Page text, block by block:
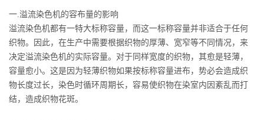
一.溢流染色机的容布量的影响
溢流染色机都有一特大标称容量，而这一标称容量并非适合于任何
织物。因此，在生产中需要根据织物的厚薄、宽窄等不同情况，来
决定溢流染色机的实际容量。对于同样宽度的织物，其愈是轻薄，
容量愈小。这是因为轻薄织物如果按标称容量进布，势必会造成织
物长度过长，染色时循环周期长，容易使织物在染室内因紊乱而打
结，造成织物花斑。